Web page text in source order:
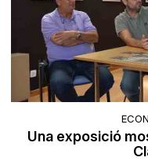
Una exposició